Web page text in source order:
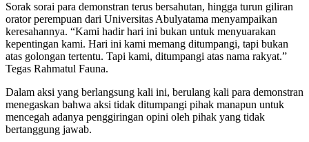
Sorak sorai para demonstran terus bersahutan, hingga turun giliran
orator perempuan dari Universitas Abulyatama menyampaikan
keresahannya. “Kami hadir hari ini bukan untuk menyuarakan
kepentingan kami. Hari ini kami memang ditumpangi, tapi bukan
atas golongan tertentu. Tapi kami, ditumpangi atas nama rakyat.”
Tegas Rahmatul Fauna.
Dalam aksi yang berlangsung kali ini, berulang kali para demonstran
menegaskan bahwa aksi tidak ditumpangi pihak manapun untuk
mencegah adanya penggiringan opini oleh pihak yang tidak
bertanggung jawab.